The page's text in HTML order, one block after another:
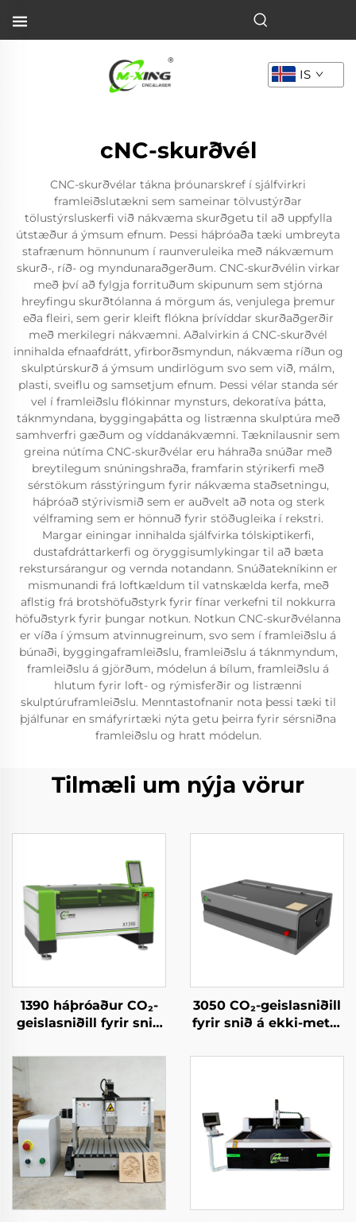
IS
cNC-skurðvél
CNC-skurðvélar tákna þróunarskref í sjálfvirkri
framleiðslutækni sem sameinar tölvustýrðar
tölustýrsluskerfi við nákvæma skurðgetu til að uppfylla
útstæður á ýmsum efnum. Þessi háþróaða tæki umbreyta
stafrænum hönnunum í raunveruleika með nákvæmum
skurð-, ríð- og myndunaraðgerðum. CNC-skurðvélin virkar
með því að fylgja forrituðum skipunum sem stjórna
hreyfingu skurðtólanna á mörgum ás, venjulega þremur
eða fleiri, sem gerir kleift flókna þrívíddar skurðaðgerðir
með merkilegri nákvæmni. Aðalvirkin á CNC-skurðvél
innihalda efnaafdrátt, yfirborðsmyndun, nákvæma ríðun og
skulptúrskurð á ýmsum undirlögum svo sem við, málm,
plasti, sveiflu og samsetjum efnum. Þessi vélar standa sér
vel í framleiðslu flókinnar mynsturs, dekoratíva þátta,
táknmyndana, byggingaþátta og listrænna skulptúra með
samhverfri gæðum og víddanákvæmni. Tæknilausnir sem
greina nútíma CNC-skurðvélar eru háhraða snúðar með
breytilegum snúningshraða, framfarin stýrikerfi með
sérstökum rásstýringum fyrir nákvæma staðsetningu,
háþróað stýrivismið sem er auðvelt að nota og sterk
vélframing sem er hönnuð fyrir stöðugleika í rekstri.
Margar einingar innihalda sjálfvirka tólskiptikerfi,
dustafdráttarkerfi og öryggisumlykingar til að bæta
rekstursárangur og vernda notandann. Snúðatekníkinn er
mismunandi frá loftkældum til vatnskælda kerfa, með
aflstig frá brotshöfuðstyrk fyrir fínar verkefni til nokkurra
höfuðstyrk fyrir þungar notkun. Notkun CNC-skurðvélanna
er víða í ýmsum atvinnugreinum, svo sem í framleiðslu á
búnaði, byggingaframleiðslu, framleiðslu á táknmyndum,
framleiðslu á gjörðum, módelun á bílum, framleiðslu á
hlutum fyrir loft- og rýmisferðir og listrænni
skulptúruframleiðslu. Menntastofnanir nota þessi tæki til
þjálfunar en smáfyrirtæki nýta getu þeirra fyrir sérsniðna
framleiðslu og hratt módelun.
Tilmæli um nýja vörur
1390 háþróaður CO₂-
geislasniðill fyrir snið
3050 CO₂-geislasniðill
fyrir snið á ekki-metál